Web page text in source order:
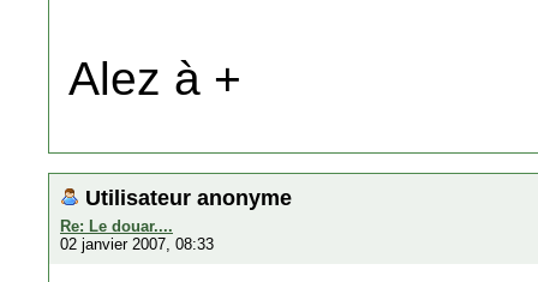
Alez à +
Utilisateur anonyme
Re: Le douar....
02 janvier 2007, 08:33